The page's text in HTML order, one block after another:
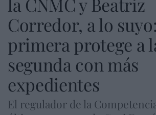
Corredor, a lo
primera protege a
segunda con más
expedientes
El regulador de la